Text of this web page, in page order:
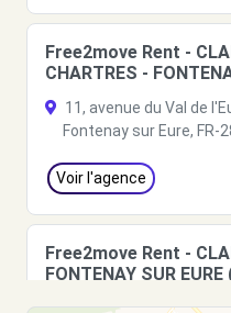
Free2move Rent -
CHARTRES -
11, avenue du Val de
Fontenay sur Eure, FR-
Voir l'agence
Free2move Rent -
FONTENAY SUR EURE
11, avenue du Val de